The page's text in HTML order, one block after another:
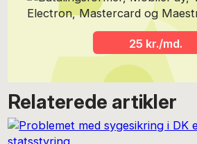
25 kr./md.
Relaterede artikler